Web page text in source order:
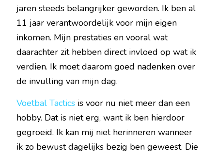
jaren steeds belangrijker geworden. Ik ben al
11 jaar verantwoordelijk voor mijn eigen
inkomen. Mijn prestaties en vooral wat
daarachter zit hebben direct invloed op wat ik
verdien. Ik moet daarom goed nadenken over
de invulling van mijn dag.
Voetbal Tactics is voor nu niet meer dan een
hobby. Dat is niet erg, want ik ben hierdoor
gegroeid. Ik kan mij niet herinneren wanneer
ik zo bewust dagelijks bezig ben geweest. Die